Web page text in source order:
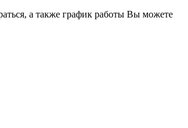
а также график работы Вы можете